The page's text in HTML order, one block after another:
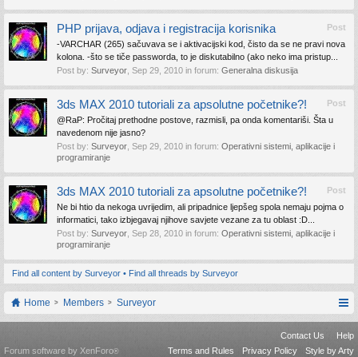
Post
PHP prijava, odjava i registracija korisnika
-VARCHAR (265) sačuvava se i aktivacijski kod, čisto da se ne pravi nova
kolona. -što se tiče passworda, to je diskutabilno (ako neko ima pristup...
Post by: Surveyor Sep 29, 2010 in forum: Generalna diskusija
Post
3ds MAX 2010 tutoriali za apsolutne početnike?!
@RaP: Pročitaj prethodne postove, razmisli, pa onda komentariši. Šta u
navedenom nije jasno?
Post by: Surveyor Sep 29, 2010 in forum: Operativni sistemi, aplikacije i
programiranje
Post
3ds MAX 2010 tutoriali za apsolutne početnike?!
Ne bi htio da nekoga uvrijedim, ali pripadnice ljepšeg spola nemaju pojma o
informatici, tako izbjegavaj njihove savjete vezane za tu oblast :D...
Post by: Surveyor Sep 28, 2010 in forum: Operativni sistemi, aplikacije i
programiranje
Find all content by Surveyor Find all threads by Surveyor
Home Members Surveyor
Contact Us
Help
Terms and Rules
Privacy Policy Style by Arty
Forum software by XenForo®